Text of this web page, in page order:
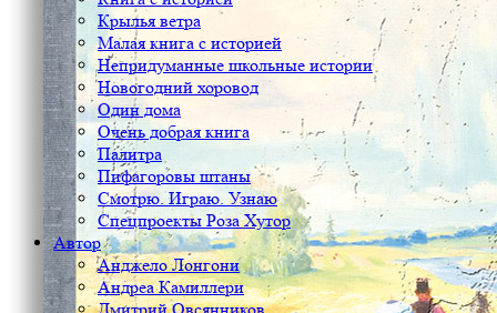
Крылья ветра
Малая книга с историей
Непридуманные школьные истории
Новогодний хоровод
Один дома
Очень добрая книга
Палитра
Пифагоровы штаны
Смотрю. Играю. Узнаю
Спецпроекты Роза Хутор
Автор
Анджело Лонгони
Андреа Камиллери